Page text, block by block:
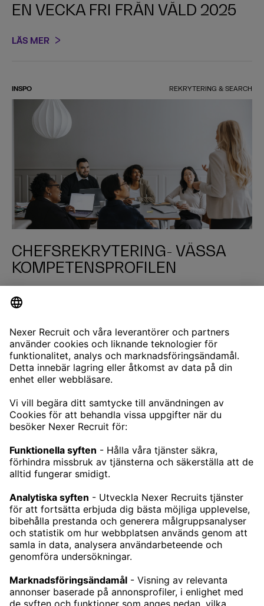
EN VECKA FRI FRÅN VÅLD 2025
LÄS MER
INSPO REKRYTERING & SEARCH
CHEFSREKRYTERING- VÄSSA
KOMPETENSPROFILEN
LÄS MER
NEXERRECRUIT@NEXERGROUP.COM
TECHREKRYTERING
CHEFSREKRYTERING
REKRYTERING ENGINEERING
KARRIÄR
LEDIGA JOBB
VÅRA KONTOR